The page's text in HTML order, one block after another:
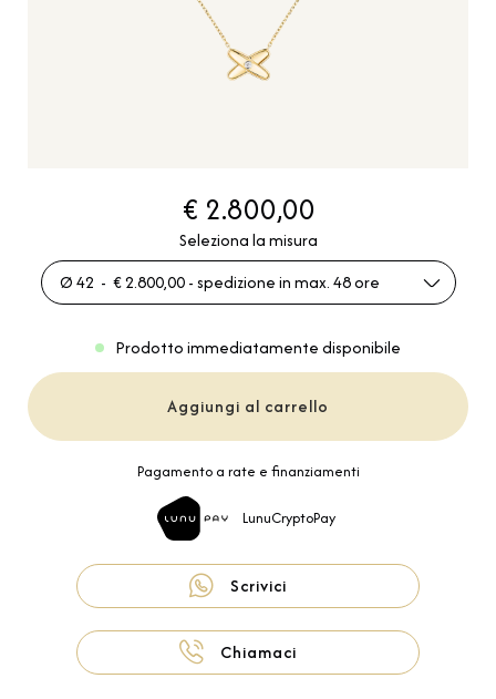
€ 2.800,00
Seleziona la misura
Ø 42 - € 2.800,00 - spedizione in max. 48 ore
Prodotto immediatamente disponibile
Aggiungi al carrello
Pagamento a rate e finanziamenti
LunuCryptoPay
Scrivici
Chiamaci